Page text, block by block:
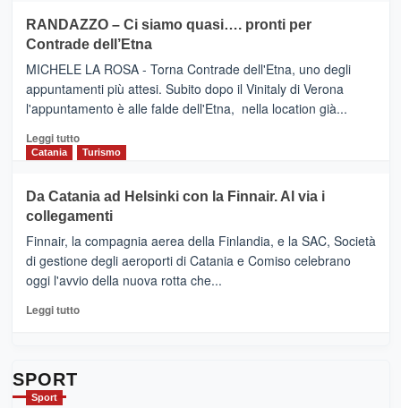
IL
NUOVO
SUMMER
CLUB
VIAGRANDE
(Ct)
–
Benanti
presenta
“Vino
&
Cultura
tappe
dell’enoturismo
RANDAZZO – Ci siamo quasi…. pronti per
Contrade dell’Etna
MICHELE LA ROSA - Torna Contrade dell'Etna, uno degli
appuntamenti più attesi. Subito dopo il Vinitaly di Verona
l'appuntamento è alle falde dell'Etna, nella location già...
Leggi tuttoLeggi
di
RANDAZZO
–
Ci
siamo
quasi….
pronti
per
Catania Turismo
Da Catania ad Helsinki con la Finnair. Al via i
collegamenti
Finnair, la compagnia aerea della Finlandia, e la SAC, Società
di gestione degli aeroporti di Catania e Comiso celebrano
oggi l'avvio della nuova rotta che...
Leggi tuttoLeggi
SPORT
Sport